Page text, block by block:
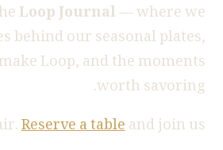
Loop Journal— where we
behind our seasonal plates,
Loop, and the moments
worth savoring.
Reserve a tableand join us.